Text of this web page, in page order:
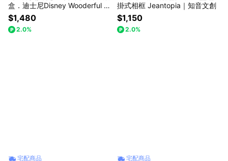
盒．迪士尼Disney Wooderful lif
e｜知音文創
$1,480
2.0%
掛式相框 Jeantopia｜知音文創
$1,150
2.0%
宅配商品 宅配商品